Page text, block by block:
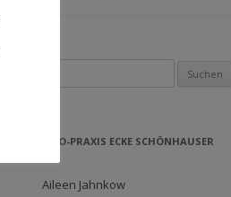
HNO-PRAXIS ECKE SCHÖNHAUSER
Aileen Jahnkow